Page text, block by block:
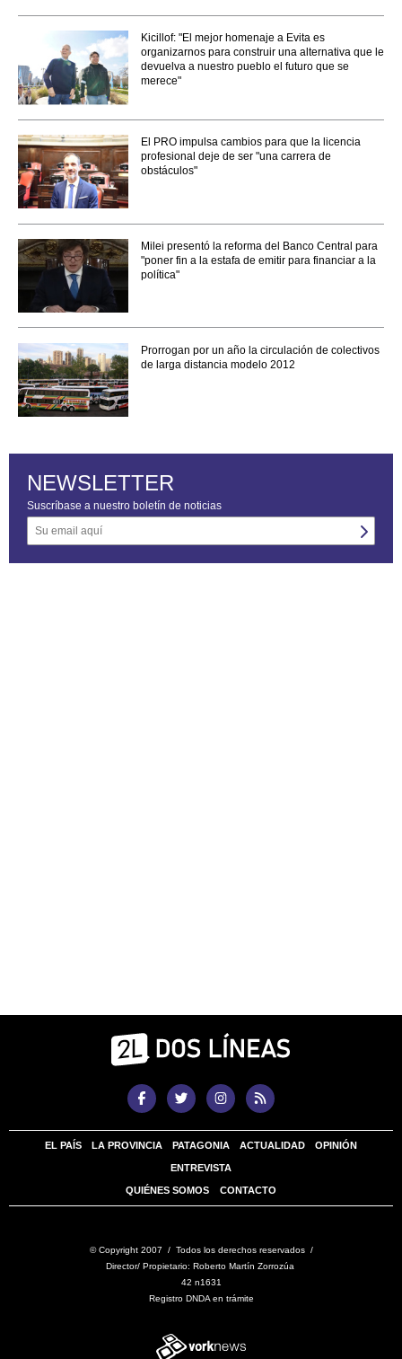
Kicillof: "El mejor homenaje a Evita es
organizarnos para construir una alternativa que le
devuelva a nuestro pueblo el futuro que se
merece"
El PRO impulsa cambios para que la licencia
profesional deje de ser "una carrera de
obstáculos"
Milei presentó la reforma del Banco Central para
"poner fin a la estafa de emitir para financiar a la
política"
Prorrogan por un año la circulación de colectivos
de larga distancia modelo 2012
NEWSLETTER
Suscríbase a nuestro boletín de noticias
EL PAÍS LA PROVINCIA PATAGONIA ACTUALIDAD OPINIÓN
ENTREVISTA
QUIÉNES SOMOS CONTACTO
© Copyright 2007 / Todos los derechos reservados /
Director/ Propietario: Roberto Martín Zorrozúa
42 n1631
Registro DNDA en trámite